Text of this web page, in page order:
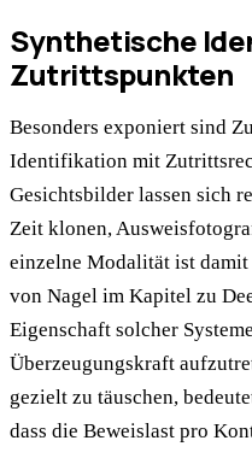
Synthetische
Zutrittspunkten
Besonders exponiert sind
Identifikation mit
Gesichtsbilder lassen sich
Zeit klonen,
einzelne Modalität ist
von Nagel im Kapitel zu
Eigenschaft solcher
Überzeugungskraft
gezielt zu täuschen,
dass die Beweislast pro